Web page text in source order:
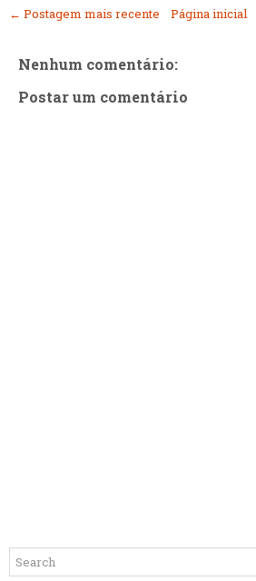
← Postagem mais recente Página inicial
Nenhum comentário:
Postar um comentário